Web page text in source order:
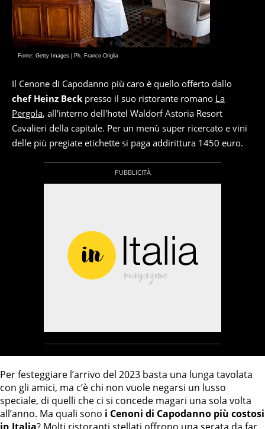
Fonte: Getty Images | Ph. Franco Origlia
Il Cenone di Capodanno più caro è quello offerto dallo
chef Heinz Beck presso il suo ristorante romano La
Pergola, all'interno dell'hotel Waldorf Astoria Resort
Cavalieri della capitale. Per un menù super ricercato e vini
delle più pregiate etichette si paga addirittura 1450 euro.
Per festeggiare l’arrivo del 2023 basta una lunga tavolata
con gli amici, ma c’è chi non vuole negarsi un lusso
speciale, di quelli che ci si concede magari una sola volta
all’anno. Ma quali sono i Cenoni di Capodanno più costosi